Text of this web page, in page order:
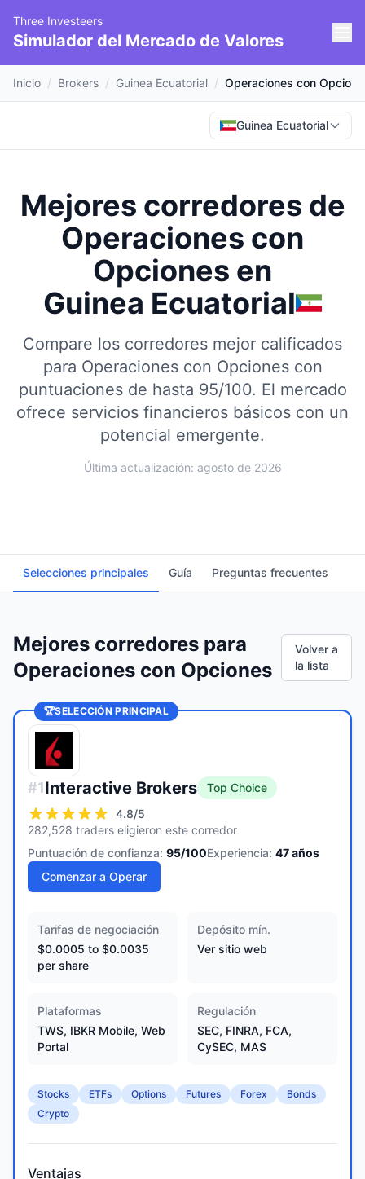
Three Investeers
Simulador del Mercado de Valores
Inicio / Brokers / Guinea Ecuatorial / Operaciones con
Guinea Ecuatorial
Mejores corredores de
Operaciones con
Opciones en
Guinea Ecuatorial
Compare los corredores mejor calificados
para Operaciones con Opciones con
puntuaciones de hasta 95/100. El mercado
ofrece servicios financieros básicos con un
potencial emergente.
Última actualización: agosto de 2026
Selecciones principales Guía Preguntas frecuentes
Mejores corredores para
Operaciones con Opciones
Volver a
la lista
🏆SELECCIÓN PRINCIPAL
#1Interactive Brokers
Top Choice
4.8/5
282,528 traders eligieron este corredor
Puntuación de confianza: 95/100Experiencia: 47años
Comenzar a Operar
Tarifas de negociación
$0.0005 to $0.0035
per share
Depósito mín.
Ver sitio web
Plataformas
TWS, IBKR Mobile, Web
Portal
Regulación
SEC, FINRA, FCA,
CySEC, MAS
Stocks ETFs Options Futures Forex
Bonds
Crypto
Ventajas